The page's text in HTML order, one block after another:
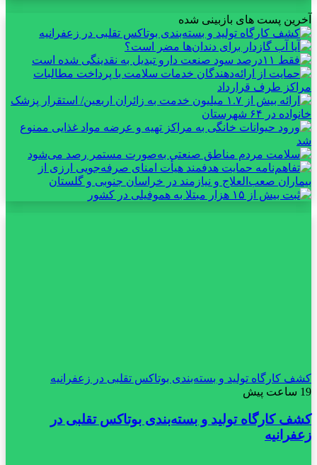
آخرین پست های بازبینی شده
کشف کارگاه تولید و بسته‌بندی بوتاکس تقلبی در زعفرانیه
19 ساعت پیش
کشف کارگاه تولید و بسته‌بندی بوتاکس تقلبی در
زعفرانیه